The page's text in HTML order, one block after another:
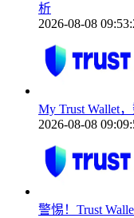
析
2026-08-08
My Trust Wallet
2026-08-08
警惕！Trust